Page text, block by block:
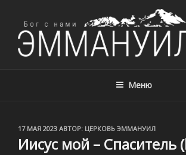
Меню
ОПУБЛИКОВАНО
17 МАЯ 2023 АВТОР: ЦЕРКОВЬ ЭММАНУИЛ
Иисус мой – Спаситель